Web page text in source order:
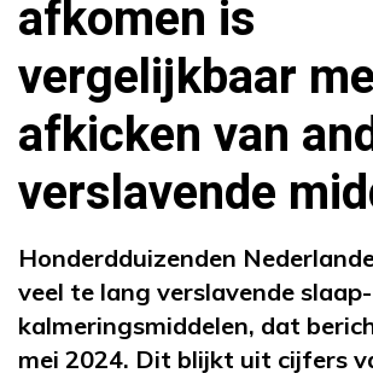
afkomen is
vergelijkbaar
afkicken van
verslavende
Honderdduizenden
veel te lang verslavende
kalmeringsmiddelen, dat
mei 2024. Dit blijkt uit cijfers